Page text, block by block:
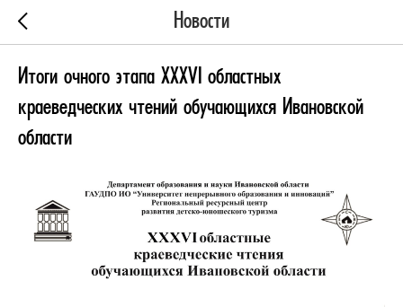
Новости
Итоги очного этапа XXXVI областных
краеведческих чтений обучающихся Ивановской
области